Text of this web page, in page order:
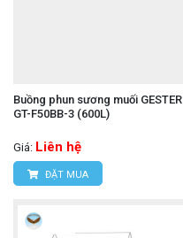
Buồng phun sương muối GESTER
GT-F50BB-3 (600L)
Giá: Liên hệ
ĐẶT MUA